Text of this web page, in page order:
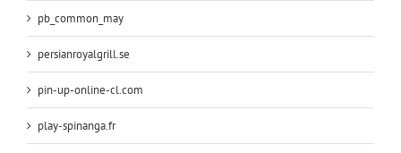
pb_common_may
persianroyalgrill.se
pin-up-online-cl.com
play-spinanga.fr